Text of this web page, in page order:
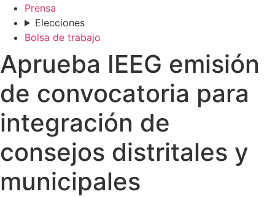
Prensa
Elecciones
Bolsa de trabajo
Aprueba IEEG emisión
de convocatoria para
integración de
consejos distritales y
municipales